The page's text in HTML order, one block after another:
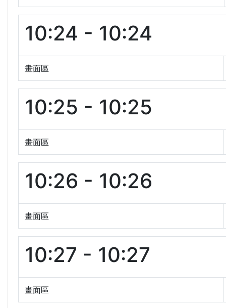
10:24 - 10:24
畫面區
10:25 - 10:25
畫面區
10:26 - 10:26
畫面區
10:27 - 10:27
畫面區